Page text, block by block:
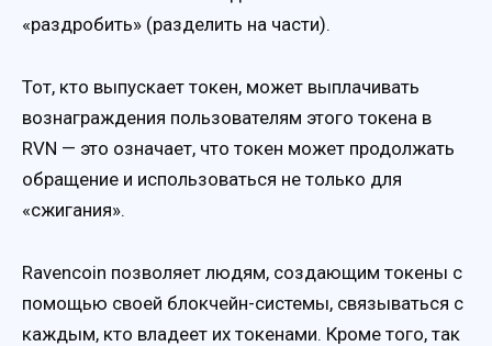
«раздробить» (разделить на части).
Тот, кто выпускает токен, может выплачивать
вознаграждения пользователям этого токена в
RVN — это означает, что токен может продолжать
обращение и использоваться не только для
«сжигания».
Ravencoin позволяет людям, создающим токены с
помощью своей блокчейн-системы, связываться с
каждым, кто владеет их токенами. Кроме того, так